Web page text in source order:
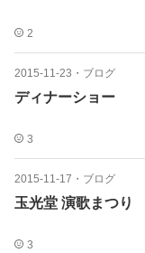
2
2015-11-23 ・ ブログ
ディナーショー
3
2015-11-17 ・ ブログ
玉光堂 演歌まつり
3